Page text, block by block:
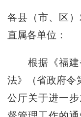
各县（市、区）
直属各单位：
根据《福
法》（省政府令
公厅关于进一